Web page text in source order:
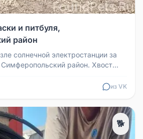
и питбуля,
район
солнечной электростанции за
район. Хвост
из VK
🐕